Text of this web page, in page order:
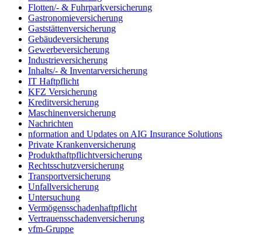
Flotten/- & Fuhrparkversicherung
Gastronomieversicherung
Gaststättenversicherung
Gebäudeversicherung
Gewerbeversicherung
Industrieversicherung
Inhalts/- & Inventarversicherung
IT Haftpflicht
KFZ Versicherung
Kreditversicherung
Maschinenversicherung
Nachrichten
nformation and Updates on AIG Insurance Solutions
Private Krankenversicherung
Produkthaftpflichtversicherung
Rechtsschutzversicherung
Transportversicherung
Unfallversicherung
Untersuchung
Vermögensschadenhaftpflicht
Vertrauensschadenversicherung
vfm-Gruppe